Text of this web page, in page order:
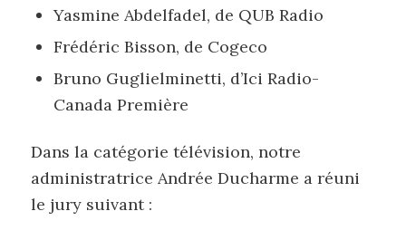
Yasmine Abdelfadel, de QUB Radio
Frédéric Bisson, de Cogeco
Bruno Guglielminetti, d’Ici Radio-
Canada Première
Dans la catégorie télévision, notre
administratrice Andrée Ducharme a réuni
le jury suivant :